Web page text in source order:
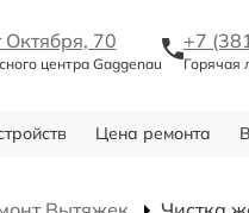
Октября, 70
центра Gaggenau
+7
Горячая
Цена ремонта